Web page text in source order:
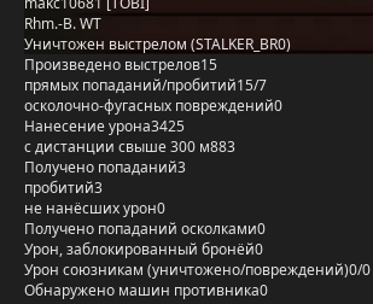
Rhm.-B. WT
Уничтожен выстрелом (STALKER_BR0)
Произведено выстрелов15
прямых попаданий/пробитий15/7
осколочно-фугасных повреждений0
Нанесение урона3425
с дистанции свыше 300 м883
Получено попаданий3
пробитий3
не нанёсших урон0
Получено попаданий осколками0
Урон, заблокированный бронёй0
Урон союзникам (уничтожено/повреждений)0/0
Обнаружено машин противника0